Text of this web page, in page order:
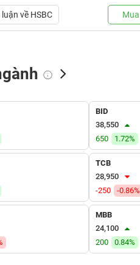
về HSBC Mua
Tự doanh mua
BID
38,550
650
1.72%
TCB
28,950
-250
-0.86%
MBB
24,100
200
0.84%